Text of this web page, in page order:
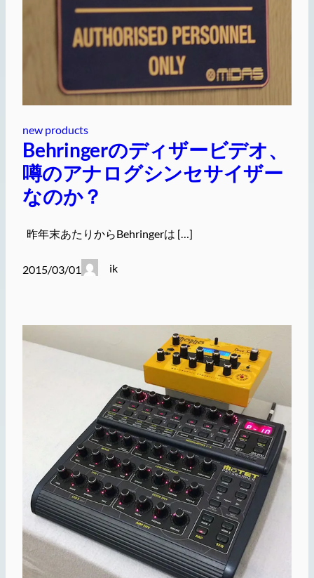
new products
Behringerのディザービデオ、
噂のアナログシンセサイザー
なのか？
昨年末あたりからBehringerは […]
2015/03/01 ik